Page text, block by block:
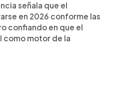
señala que el
en 2026 conforme las
confiando en que el
como motor de la